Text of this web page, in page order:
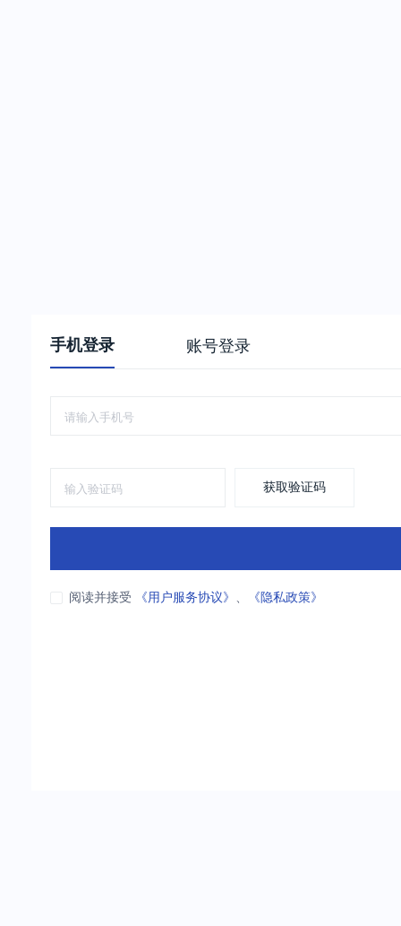
手机登录 账号登录
获取验证码
阅读并接受 《用户服务协议》 、 《隐私政策》